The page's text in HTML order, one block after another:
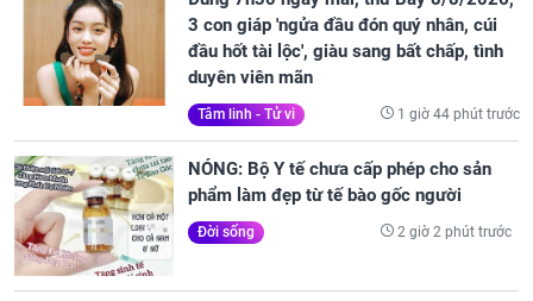
3 con giáp 'ngửa đầu đón quý nhân, cúi
đầu hốt tài lộc', giàu sang bất chấp, tình
duyên viên mãn
Tâm linh - Tử vi 1 giờ 44 phút trước
NÓNG: Bộ Y tế chưa cấp phép cho sản
phẩm làm đẹp từ tế bào gốc người
Đời sống 2 giờ 2 phút trước